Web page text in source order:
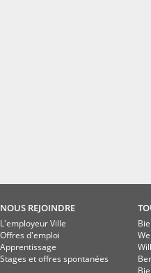
NOUS REJOINDRE
L'employeur Ville
Offres d'emploi
Apprentissage
Stages et offres spontanées